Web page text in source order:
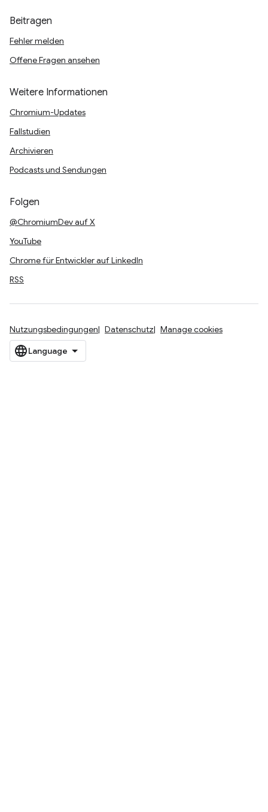
Beitragen
Fehler melden
Offene Fragen ansehen
Weitere Informationen
Chromium-Updates
Fallstudien
Archivieren
Podcasts und Sendungen
Folgen
@ChromiumDev auf X
YouTube
Chrome für Entwickler auf LinkedIn
RSS
Nutzungsbedingungen Datenschutz Manage cookies